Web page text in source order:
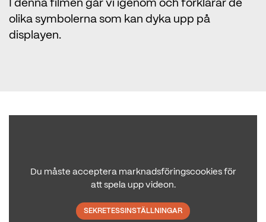
I denna filmen går vi igenom och förklarar de
olika symbolerna som kan dyka upp på
displayen.
Du måste acceptera marknadsföringscookies för
att spela upp videon.
SEKRETESSINSTÄLLNINGAR